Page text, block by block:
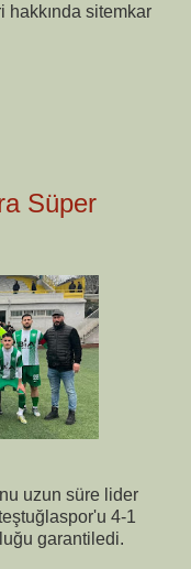
hakkında sitemkar
Süper
uzun süre lider
4-1
garantiledi.